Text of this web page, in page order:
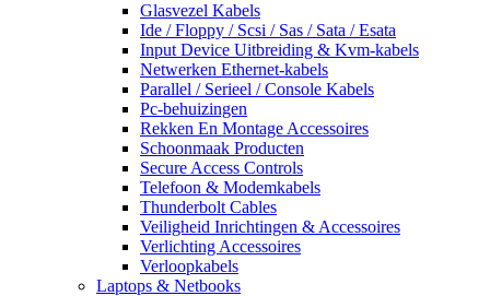
Glasvezel Kabels
Ide / Floppy / Scsi / Sas / Sata / Esata
Input Device Uitbreiding & Kvm-kabels
Netwerken Ethernet-kabels
Parallel / Serieel / Console Kabels
Pc-behuizingen
Rekken En Montage Accessoires
Schoonmaak Producten
Secure Access Controls
Telefoon & Modemkabels
Thunderbolt Cables
Veiligheid Inrichtingen & Accessoires
Verlichting Accessoires
Verloopkabels
Laptops & Netbooks